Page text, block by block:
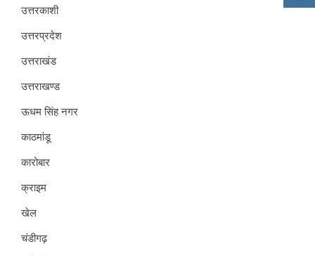
उत्तरकाशी
उत्तरप्रदेश
उत्तराखंड
उत्तराखण्ड
ऊधम सिंह नगर
काठमांडू
कारोबार
क्राइम
खेल
चंडीगढ़